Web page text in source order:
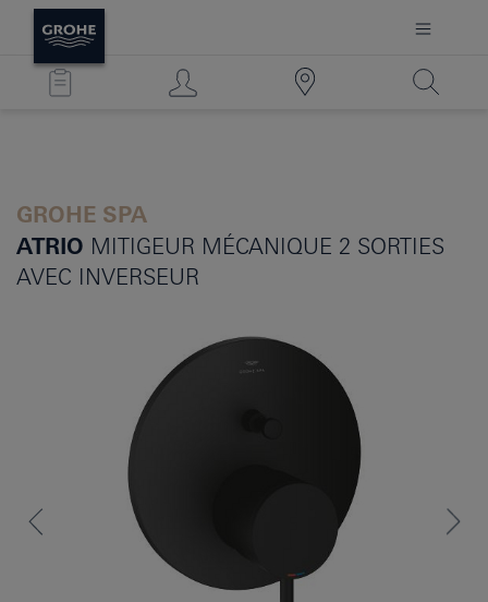
GROHE SPA
ATRIO MITIGEUR MÉCANIQUE 2 SORTIES
AVEC INVERSEUR